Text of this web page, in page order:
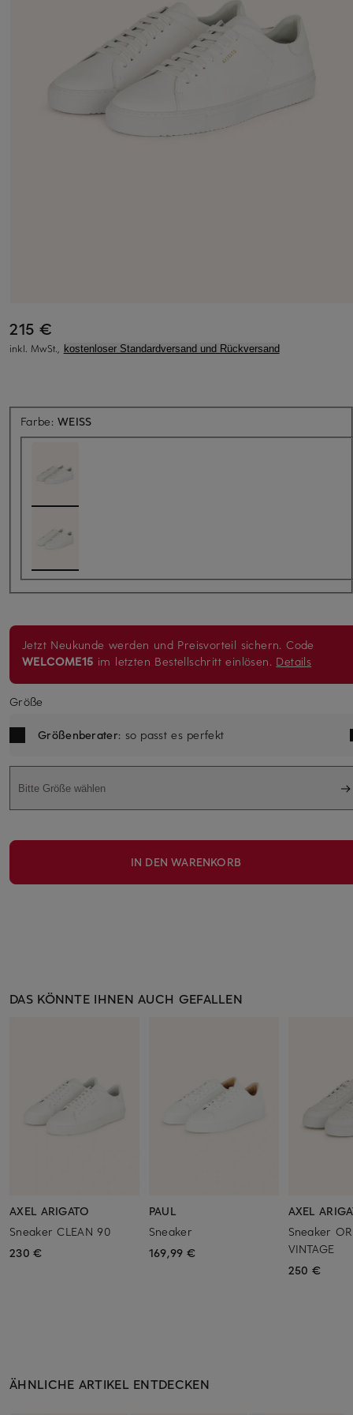
215 €
inkl. MwSt., kostenloser Standardversand und Rückversand
Farbe:WEISS
Jetzt Neukunde werden und Preisvorteil sichern. Code
WELCOME15 im letzten Bestellschritt einlösen. Details
Größe
Größenberater: so passt es perfekt
Bitte Größe wählen
IN DEN WARENKORB
DAS KÖNNTE IHNEN AUCH GEFALLEN
AXEL ARIGATO
Sneaker CLEAN 90
230 €
PAUL
Sneaker
169,99 €
AXEL
Sneaker
VINTAGE
250 €
ÄHNLICHE ARTIKEL ENTDECKEN